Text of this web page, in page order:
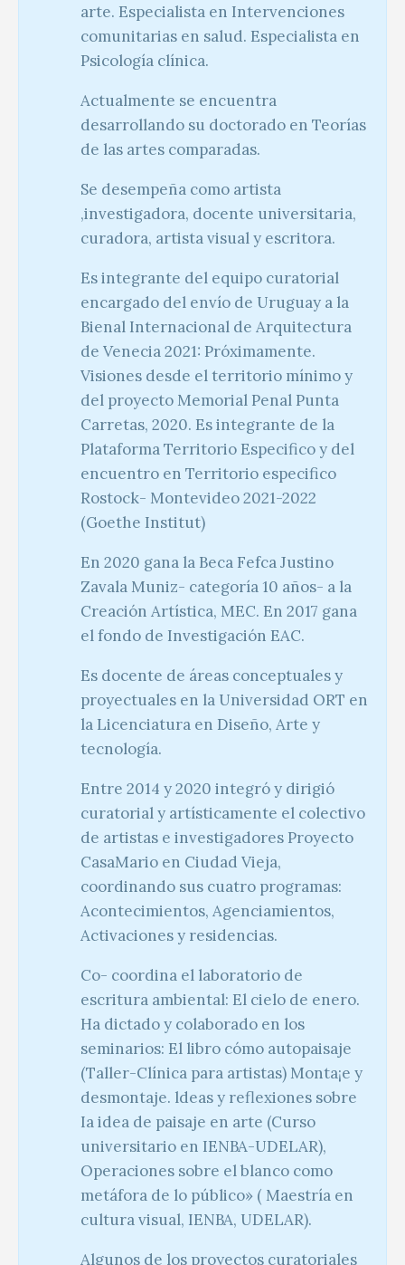
arte. Especialista en Intervenciones
comunitarias en salud. Especialista en
Psicología clínica.
Actualmente se encuentra
desarrollando su doctorado en Teorías
de las artes comparadas.
Se desempeña como artista
,investigadora, docente universitaria,
curadora, artista visual y escritora.
Es integrante del equipo curatorial
encargado del envío de Uruguay a la
Bienal Internacional de Arquitectura
de Venecia 2021: Próximamente.
Visiones desde el territorio mínimo y
del proyecto Memorial Penal Punta
Carretas, 2020. Es integrante de la
Plataforma Territorio Especifico y del
encuentro en Territorio especifico
Rostock- Montevideo 2021-2022
(Goethe Institut)
En 2020 gana la Beca Fefca Justino
Zavala Muniz- categoría 10 años- a la
Creación Artística, MEC. En 2017 gana
el fondo de Investigación EAC.
Es docente de áreas conceptuales y
proyectuales en la Universidad ORT en
la Licenciatura en Diseño, Arte y
tecnología.
Entre 2014 y 2020 integró y dirigió
curatorial y artísticamente el colectivo
de artistas e investigadores Proyecto
CasaMario en Ciudad Vieja,
coordinando sus cuatro programas:
Acontecimientos, Agenciamientos,
Activaciones y residencias.
Co- coordina el laboratorio de
escritura ambiental: El cielo de enero.
Ha dictado y colaborado en los
seminarios: El libro cómo autopaisaje
(Taller-Clínica para artistas) Monta¡e y
desmontaje. ldeas y reflexiones sobre
Ia idea de paisaje en arte (Curso
universitario en IENBA-UDELAR),
Operaciones sobre el blanco como
metáfora de lo público» ( Maestría en
cultura visual, IENBA, UDELAR).
Algunos de los proyectos curatoriales